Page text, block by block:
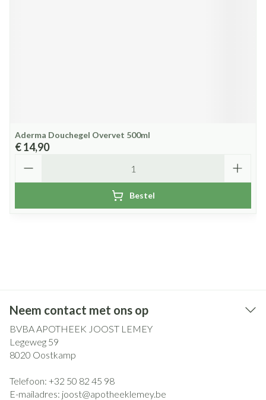
Aderma Douchegel Overvet 500ml
€ 14,90
Bestel
Neem contact met ons op
BVBA APOTHEEK JOOST LEMEY
Legeweg 59
8020 Oostkamp
Telefoon: +32 50 82 45 98
E-mailadres: joost@apotheeklemey.be